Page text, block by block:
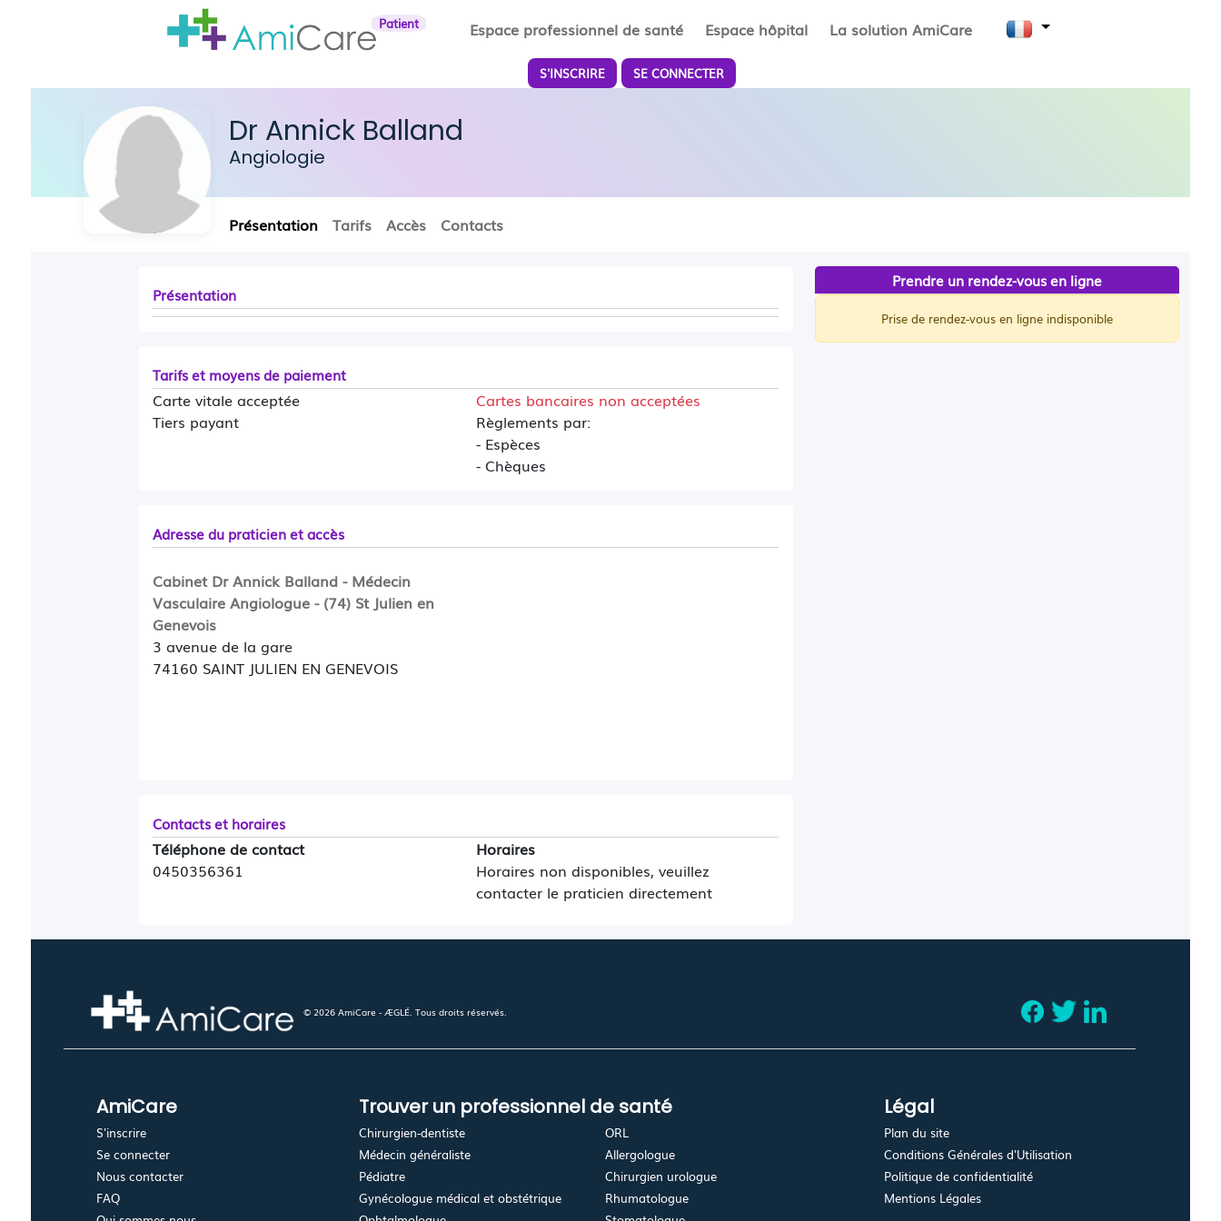
Patient Espace professionnel de santé Espace hôpital La solution AmiCare
S'INSCRIRE SE CONNECTER
Dr Annick Balland
Angiologie
Présentation Tarifs Accès Contacts
Présentation
Tarifs et moyens de paiement
Carte vitale acceptée
Tiers payant
Cartes bancaires non acceptées
Règlements par:
- Espèces
- Chèques
Adresse du praticien et accès
Cabinet Dr Annick Balland - Médecin
Vasculaire Angiologue - (74) St Julien en
Genevois
3 avenue de la gare
74160 SAINT JULIEN EN GENEVOIS
Contacts et horaires
Téléphone de contact
0450356361
Horaires
Horaires non disponibles, veuillez
contacter le praticien directement
Prendre un rendez-vous en ligne
Prise de rendez-vous en ligne indisponible
© 2026 AmiCare - ÆGLÉ. Tous droits réservés.
AmiCare
S'inscrire
Se connecter
Nous contacter
FAQ
Trouver un professionnel de santé
Chirurgien-dentiste
Médecin généraliste
Pédiatre
Gynécologue médical et obstétrique
ORL
Allergologue
Chirurgien urologue
Rhumatologue
Légal
Plan du site
Conditions Générales d'Utilisation
Politique de confidentialité
Mentions Légales